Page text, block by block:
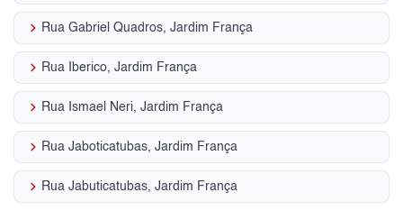
keyboard_arrow_right Rua Gabriel Quadros, Jardim França
keyboard_arrow_right Rua Iberico, Jardim França
keyboard_arrow_right Rua Ismael Neri, Jardim França
keyboard_arrow_right Rua Jaboticatubas, Jardim França
keyboard_arrow_right Rua Jabuticatubas, Jardim França